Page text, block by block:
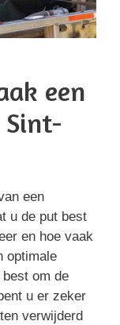
een
een
u de put best
en hoe vaak
optimale
om de
u er zeker
verwijderd